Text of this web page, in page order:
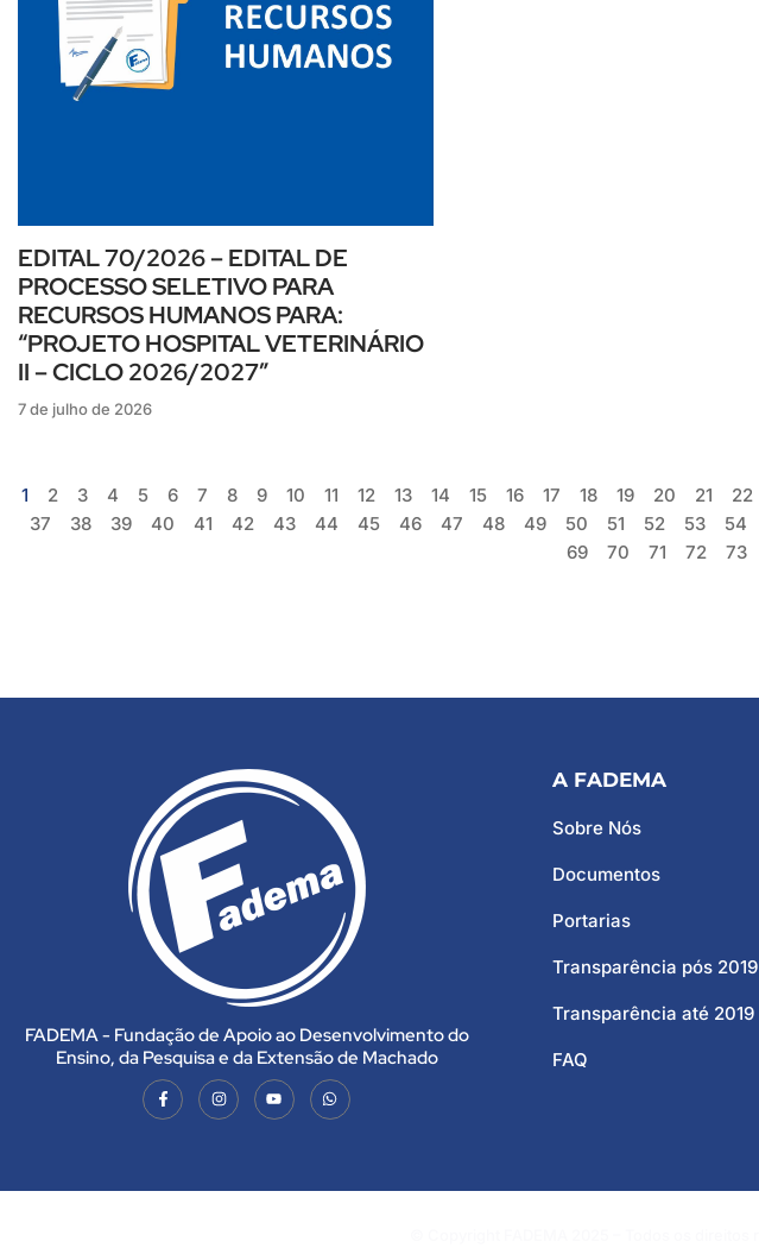
EDITAL 70/2026 – EDITAL DE
PROCESSO SELETIVO PARA
RECURSOS HUMANOS PARA:
“PROJETO HOSPITAL VETERINÁRIO
II – CICLO 2026/2027”
7 de julho de 2026
1 2 3 4 5 6 7 8 9 10 11 12 13 14 15 16 17 18 19 20 21 22
37
38 39 40 41 42 43 44 45 46 47 48 49 50 51 52 53 54
69
70 71 72 73
FADEMA - Fundação de Apoio ao Desenvolvimento do
Ensino, da Pesquisa e da Extensão de Machado
A FADEMA
Sobre Nós
Documentos
Portarias
Transparência pós 2019
Transparência até 2019
FAQ